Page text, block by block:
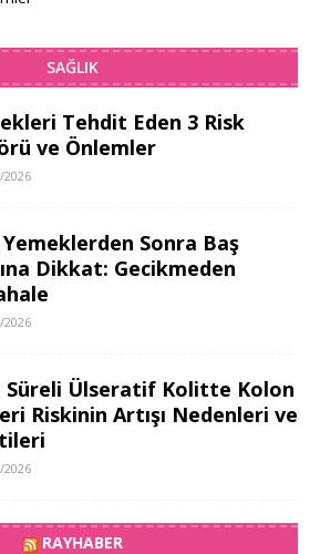
SAĞLIK
Tehdit Eden 3 Risk
ve Önlemler
2026
Yemeklerden Sonra Baş
Dikkat: Gecikmeden
2026
Süreli Ülseratif Kolitte Kolon
Riskinin Artışı Nedenleri ve
2026
RAYHABER